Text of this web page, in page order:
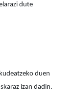
dute
duen
izan dadin.